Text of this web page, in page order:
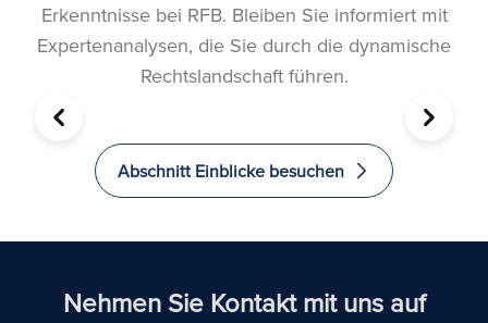
Erkenntnisse bei RFB. Bleiben Sie informiert mit
Expertenanalysen, die Sie durch die dynamische
Rechtslandschaft führen.
VORHERIGE
WEITER
Abschnitt Einblicke besuchen
Nehmen Sie Kontakt mit uns auf